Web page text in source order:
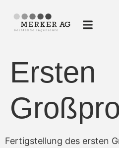
Ersten
Fertigstellung des ersten